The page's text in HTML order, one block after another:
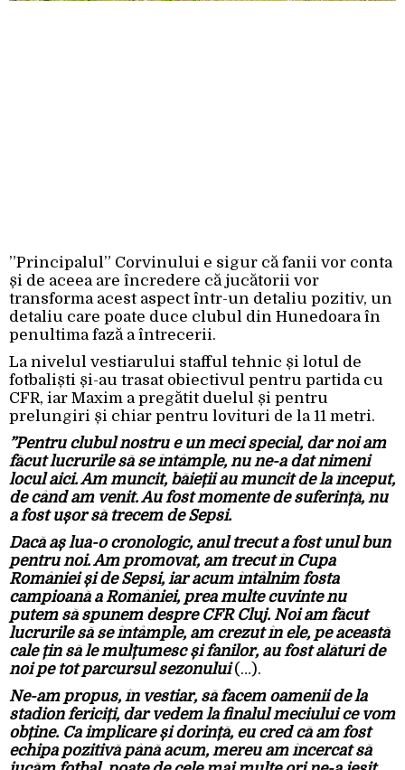
”Principalul” Corvinului e sigur că fanii vor conta
și de aceea are încredere că jucătorii vor
transforma acest aspect într-un detaliu pozitiv, un
detaliu care poate duce clubul din Hunedoara în
penultima fază a întrecerii.
La nivelul vestiarului stafful tehnic și lotul de
fotbaliști și-au trasat obiectivul pentru partida cu
CFR, iar Maxim a pregătit duelul și pentru
prelungiri și chiar pentru lovituri de la 11 metri.
”Pentru clubul nostru e un meci special, dar noi am
făcut lucrurile să se întâmple, nu ne-a dat nimeni
locul aici. Am muncit, băieții au muncit de la început,
de când am venit. Au fost momente de suferință, nu
a fost ușor să trecem de Sepsi.
Dacă aș lua-o cronologic, anul trecut a fost unul bun
pentru noi. Am promovat, am trecut în Cupa
României și de Sepsi, iar acum întâlnim fosta
campioană a României, prea multe cuvinte nu
putem să spunem despre CFR Cluj. Noi am făcut
lucrurile să se întâmple, am crezut în ele, pe această
cale țin să le mulțumesc și fanilor, au fost alături de
noi pe tot parcursul sezonului (…).
Ne-am propus, în vestiar, să facem oamenii de la
stadion fericiți, dar vedem la finalul meciului ce vom
obține. Ca implicare și dorință, eu cred că am fost
echipa pozitivă până acum, mereu am încercat să